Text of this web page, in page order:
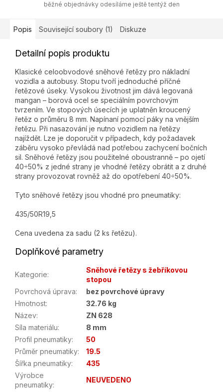
běžné objednávky odesíláme ještě tentýž den
Popis Související soubory (1) Diskuze
Detailní popis produktu
Klasické celoobvodové sněhové řetězy pro nákladní
vozidla a autobusy. Stopu tvoří jednoduché příčné
řetězové úseky. Vysokou životnost jim dává legovaná
mangan – borová ocel se speciálním povrchovým
tvrzením. Ve stopových úsecích je uplatněn kroucený
řetěz o průměru 8 mm. Napínaní pomocí páky na vnějším
řetězu. Při nasazování je nutno vozidlem na řetězy
najíždět. Lze je doporučit v případech, kdy požadavek
záběru vysoko převládá nad potřebou zachycení bočních
sil. Sněhové řetězy jsou použitelné oboustranně – po ojetí
40÷50% z jedné strany je vhodné řetězy obrátit a z druhé
strany provozovat rovněž až do opotřebení 40÷50%.
Tyto sněhové řetězy jsou vhodné pro pneumatiky:
435/50R19,5
Cena uvedena za sadu (2 ks řetězu).
Doplňkové parametry
Kategorie:
Sněhové řetězy s žebříkovou
stopou
Povrchová úprava:
bez povrchové úpravy
Hmotnost:
32.76 kg
Název:
ZN 628
Síla materiálu:
8 mm
Profil pneumatiky:
50
Průměr pneumatiky:
19.5
Šířka pneumatiky:
435
Výrobce
pneumatiky:
NEUVEDENO